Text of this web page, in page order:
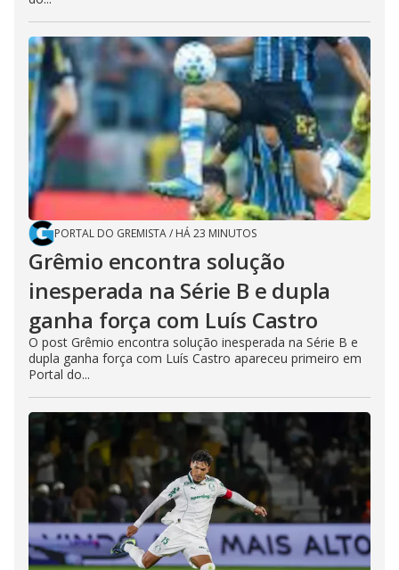
PORTAL DO GREMISTA/ HÁ 23 MINUTOS
Grêmio encontra solução
inesperada na Série B e dupla
ganha força com Luís Castro
O post Grêmio encontra solução inesperada na Série B e
dupla ganha força com Luís Castro apareceu primeiro em
Portal do...